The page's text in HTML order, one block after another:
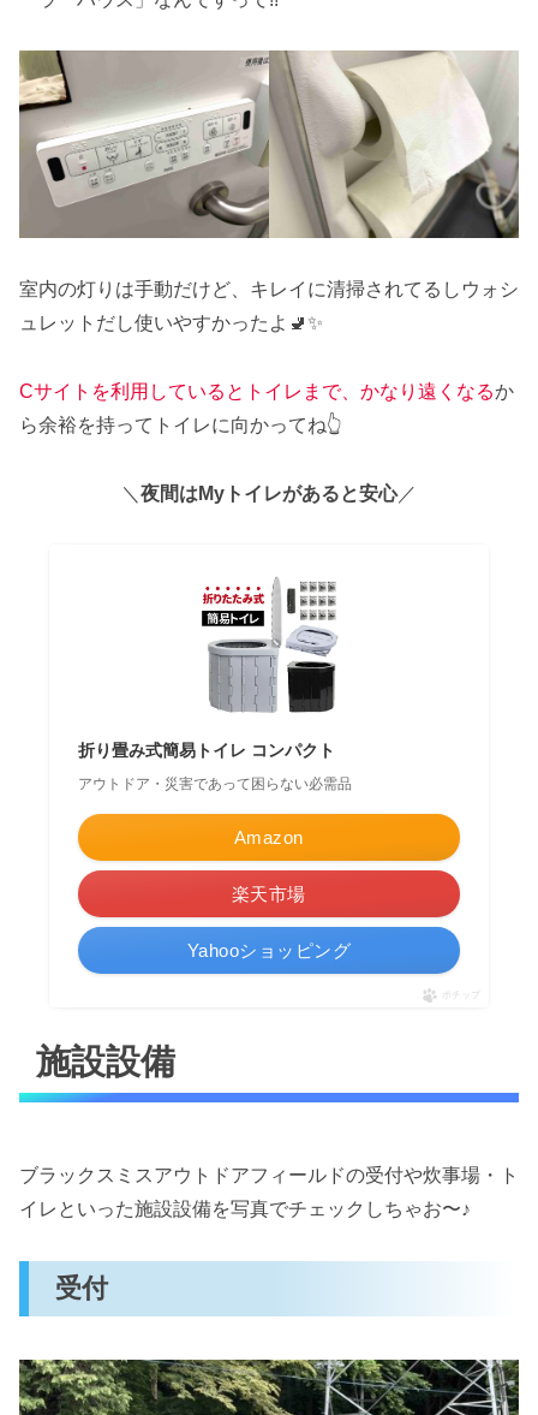
室内の灯りは手動だけど、キレイに清掃されてるしウォシ
ュレットだし使いやすかったよ🚽✨
Cサイトを利用しているとトイレまで、かなり遠くなるか
ら余裕を持ってトイレに向かってね👆
＼ 夜間はMyトイレがあると安心／
折り畳み式簡易トイレ コンパクト
アウトドア・災害であって困らない必需品
Amazon
楽天市場
Yahooショッピング
ポチップ
施設設備
ブラックスミスアウトドアフィールドの受付や炊事場・ト
イレといった施設設備を写真でチェックしちゃお〜♪
受付